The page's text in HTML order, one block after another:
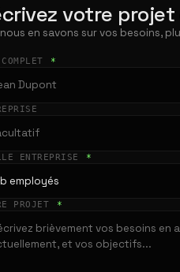
votre
nous en savons sur vos besoins,
COMPLET *
ENTREPRISE *
PROJET *